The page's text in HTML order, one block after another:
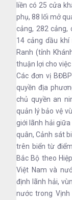
liền có 25 cửa
phụ, 88 lối mở
cảng, 282 cảng,
14 cảng dầu
Ranh (tỉnh
thuận lợi cho
Các đơn vị
quyền địa
chủ quyền an
quản lý bảo vệ
giới lãnh hải
quân, Cảnh sát
trên biển từ
Bắc Bộ theo
Việt Nam và
định lãnh hải,
nước trong